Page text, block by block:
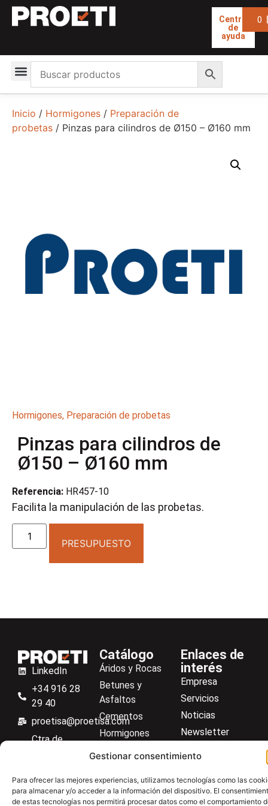
Gestionar consentimiento
Para ofrecer las mejores experiencias, utilizamos tecnologías como las
para almacenar y/o acceder a la información del dispositivo. El
de estas tecnologías nos permitirá procesar datos como el comportamiento
Centro
de
ayuda
0
Inicio / Hormigones / Preparación de
probetas / Pinzas para cilindros de Ø150 – Ø160 mm
Hormigones, Preparación de probetas
Pinzas para cilindros de
Ø150 – Ø160 mm
Referencia: HR457-10
Facilita la manipulación de las probetas.
PRESUPUESTO
LinkedIn
+34 916 28
29 40
proetisa@proetisa.com
Ctra de
M-106, Km
4,1, 28110
Catálogo
Áridos y Rocas
Betunes y
Asfaltos
Cementos
Hormigones
Suelos
Aceros
Material general
Enlaces de
interés
Empresa
Servicios
Noticias
Newsletter
Centro de ayuda